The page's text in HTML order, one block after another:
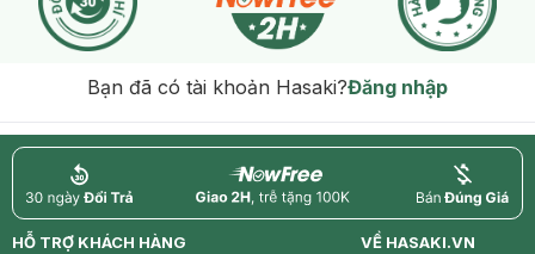
Bạn đã có tài khoản Hasaki?Đăng nhập
return nowfree price
HỖ TRỢ KHÁCH HÀNG
VỀ HASAKI.VN